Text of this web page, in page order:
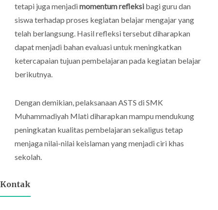
tetapi juga menjadimomentum refleksi bagi guru dan
siswa terhadap proses kegiatan belajar mengajar yang
telah berlangsung. Hasil refleksi tersebut diharapkan
dapat menjadi bahan evaluasi untuk meningkatkan
ketercapaian tujuan pembelajaran pada kegiatan belajar
berikutnya.
Dengan demikian, pelaksanaan ASTS di SMK
Muhammadiyah Mlati diharapkan mampu mendukung
peningkatan kualitas pembelajaran sekaligus tetap
menjaga nilai-nilai keislaman yang menjadi ciri khas
sekolah.
Kontak